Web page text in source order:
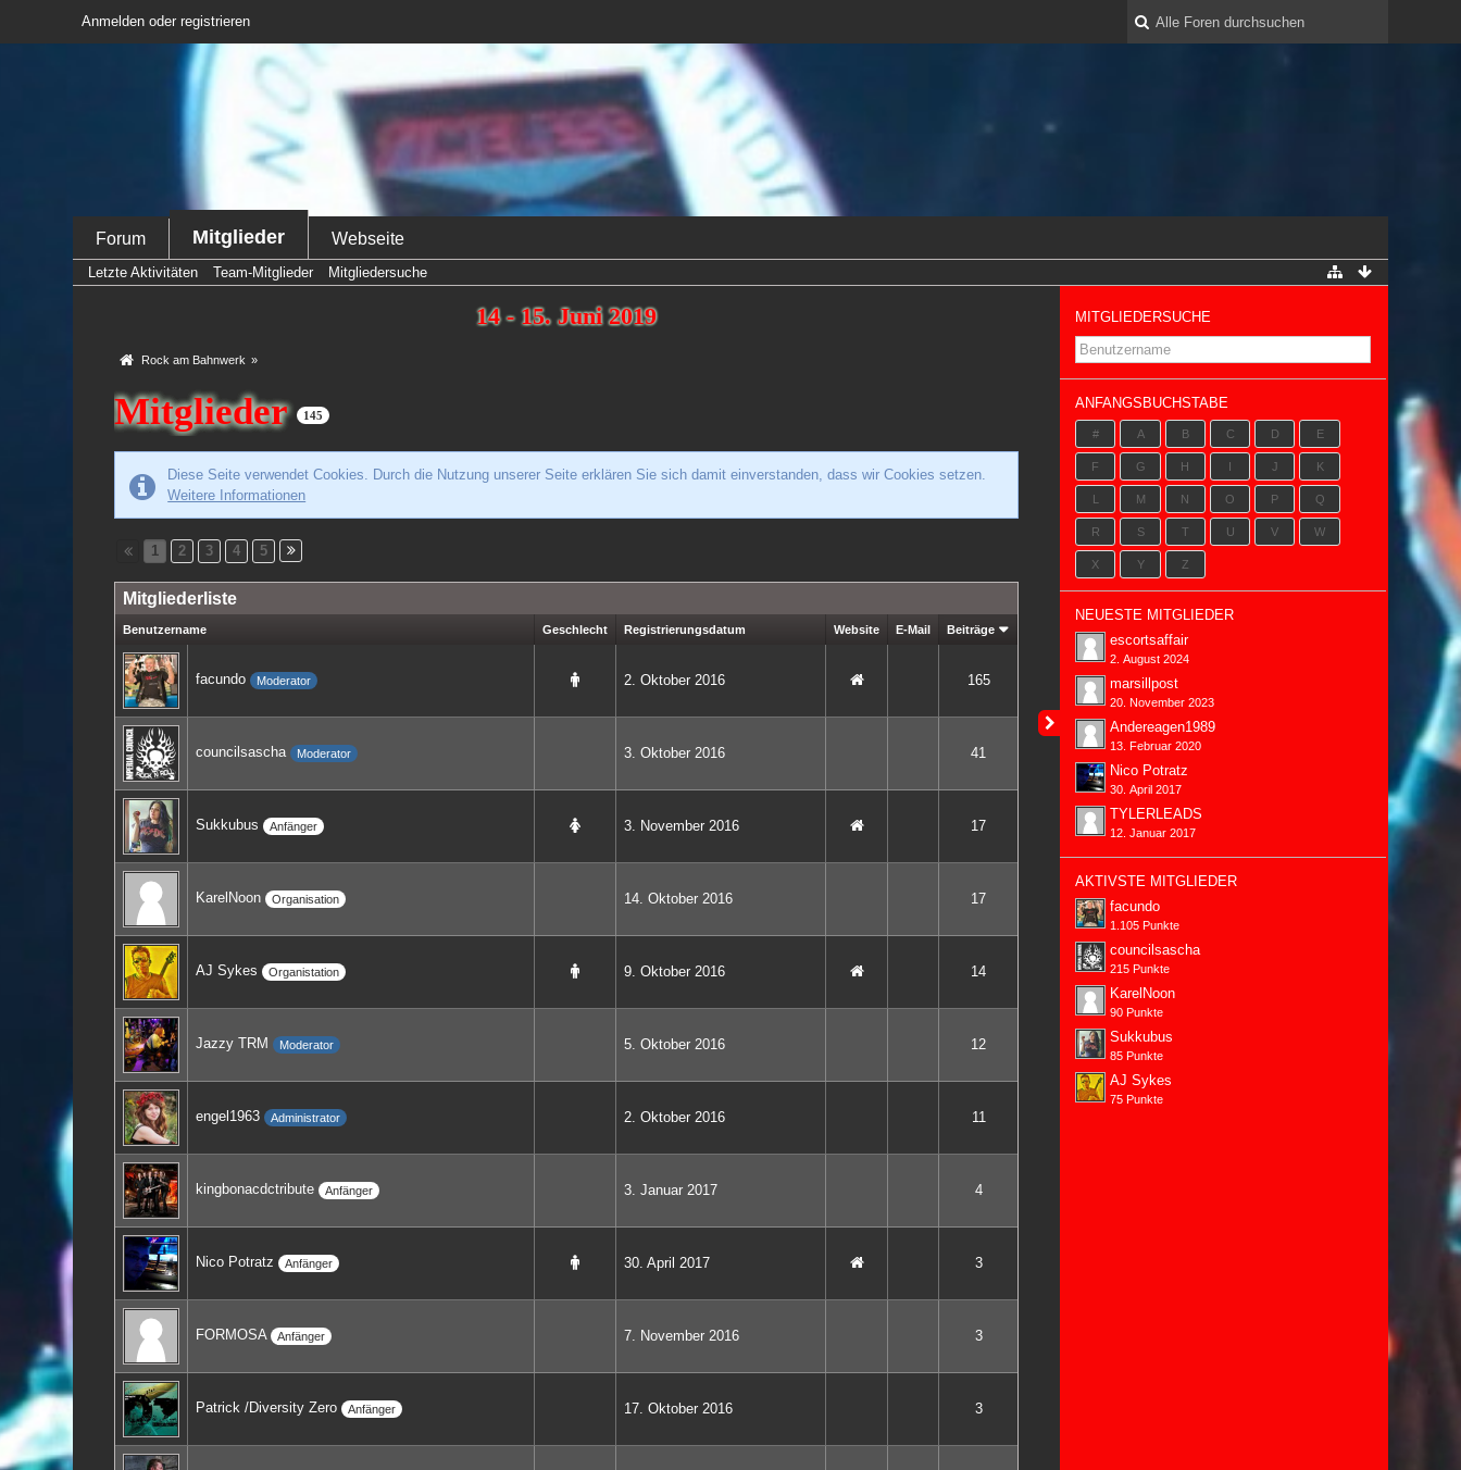
Anmelden oder registrieren
Forum Mitglieder Webseite
Letzte Aktivitäten Team-Mitglieder Mitgliedersuche
14 - 15. Juni 2019
Rock am Bahnwerk »
Mitglieder 145
Diese Seite verwendet Cookies. Durch die Nutzung unserer Seite erklären Sie sich damit einverstanden, dass wir Cookies setzen.
Weitere Informationen
1 2 3 4 5
Mitgliederliste
Benutzername Geschlecht Registrierungsdatum Website E-Mail Beiträge
facundo Moderator 2. Oktober 2016 165
councilsascha Moderator 3. Oktober 2016 41
Sukkubus Anfänger 3. November 2016 17
KarelNoon Organisation 14. Oktober 2016 17
AJ Sykes Organistation 9. Oktober 2016 14
Jazzy TRM Moderator 5. Oktober 2016 12
engel1963 Administrator 2. Oktober 2016 11
kingbonacdctribute Anfänger 3. Januar 2017 4
Nico Potratz Anfänger 30. April 2017 3
FORMOSA Anfänger 7. November 2016 3
Patrick /Diversity Zero Anfänger 17. Oktober 2016 3
MITGLIEDERSUCHE
ANFANGSBUCHSTABE
# A B C D E
F G H I J K
L M N O P Q
R S T U V W
X Y Z
NEUESTE MITGLIEDER
escortsaffair
2. August 2024
marsillpost
20. November 2023
Andereagen1989
13. Februar 2020
Nico Potratz
30. April 2017
TYLERLEADS
12. Januar 2017
AKTIVSTE MITGLIEDER
facundo
1.105 Punkte
councilsascha
215 Punkte
KarelNoon
90 Punkte
Sukkubus
85 Punkte
AJ Sykes
75 Punkte